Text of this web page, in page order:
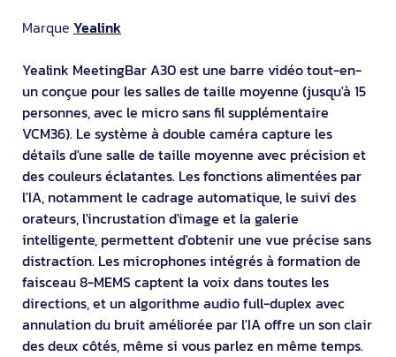
Marque Yealink
Yealink MeetingBar A30 est une barre vidéo tout-en-
un conçue pour les salles de taille moyenne (jusqu'à 15
personnes, avec le micro sans fil supplémentaire
VCM36). Le système à double caméra capture les
détails d'une salle de taille moyenne avec précision et
des couleurs éclatantes. Les fonctions alimentées par
l'IA, notamment le cadrage automatique, le suivi des
orateurs, l'incrustation d'image et la galerie
intelligente, permettent d'obtenir une vue précise sans
distraction. Les microphones intégrés à formation de
faisceau 8-MEMS captent la voix dans toutes les
directions, et un algorithme audio full-duplex avec
annulation du bruit améliorée par l'IA offre un son clair
des deux côtés, même si vous parlez en même temps.